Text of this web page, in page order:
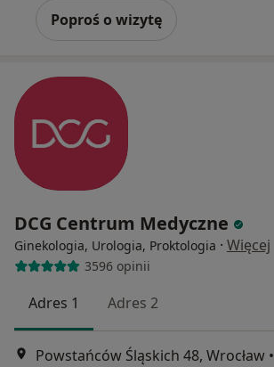
Poproś o wizytę
DCG Centrum Medyczne
Ginekologia, Urologia, Proktologia · Więcej
3596 opinii
Adres 1 Adres 2
Powstańców Śląskich 48, Wrocław •